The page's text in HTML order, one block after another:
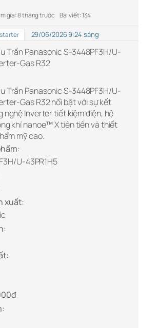
gia: 8 tháng trước Bài viết: 134
29/06/2026 9:24 sáng
Trần Panasonic S-3448PF3H/U-
Gas R32
Trần Panasonic S-3448PF3H/U-
Gas R32 nổi bật với sự kết
nghệ Inverter tiết kiệm điện, hệ
khí nanoe™ X tiên tiến và thiết
mỹ cao.
U-43PR1H5
xuất: